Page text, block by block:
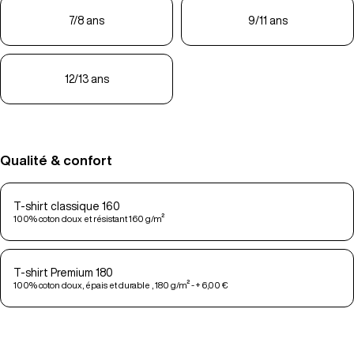
7/8 ans 9/11 ans
12/13 ans
Qualité & confort
T-shirt classique 160
100% coton doux et résistant 160 g/m²
T-shirt Premium 180
100% coton doux, épais et durable , 180 g/m² - + 6,00 €